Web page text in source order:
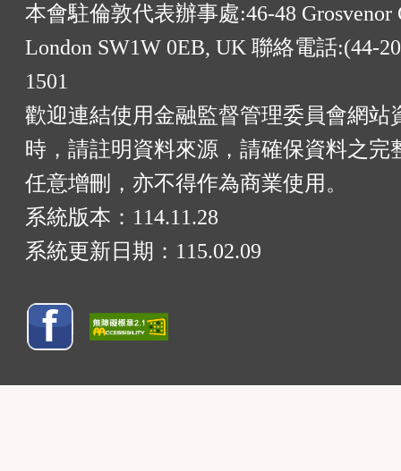
本會駐倫敦代表辦事處:46-48 Grosvenor
London SW1W 0EB, UK 聯絡電話:(44-
1501
歡迎連結使用金融監督管理委員會網站
時，請註明資料來源，請確保資料之完
任意增刪，亦不得作為商業使用。
系統版本： 114.11.28
系統更新日期： 115.02.09